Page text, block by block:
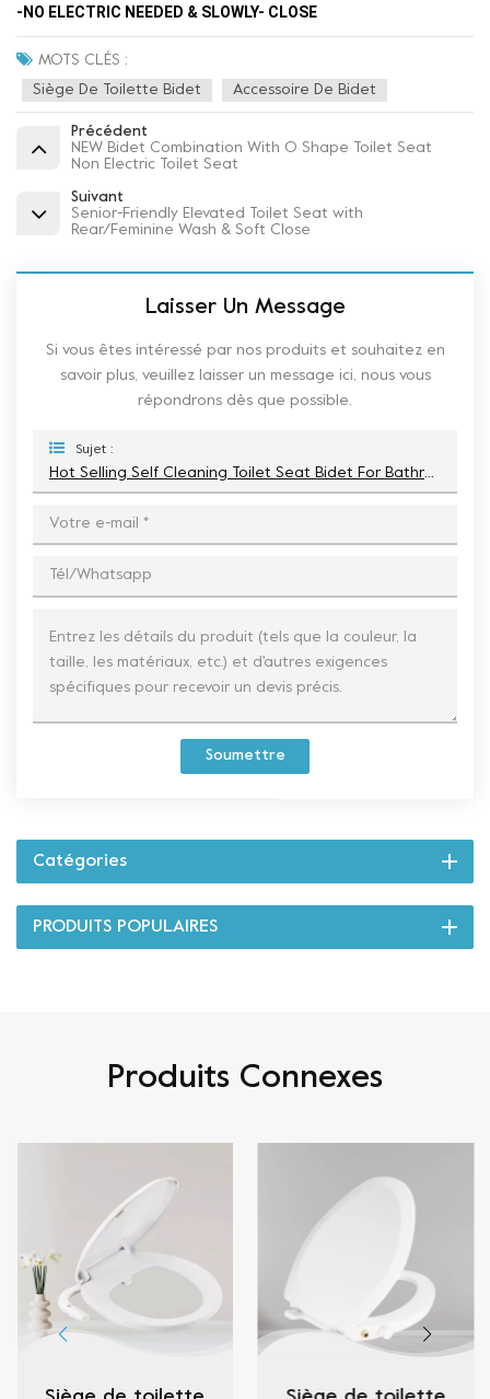
-NO ELECTRIC NEEDED & SLOWLY- CLOSE
MOTS CLÉS :
Siège De Toilette Bidet Accessoire De Bidet
Précédent
NEW Bidet Combination With O Shape Toilet Seat
Non Electric Toilet Seat
Suivant
Senior-Friendly Elevated Toilet Seat with
Rear/Feminine Wash & Soft Close
Laisser Un Message
Si vous êtes intéressé par nos produits et souhaitez en
savoir plus, veuillez laisser un message ici, nous vous
répondrons dès que possible.
Sujet :
Hot Selling Self Cleaning Toilet Seat Bidet For Bathroom With Bidet Attachment
Soumettre
Catégories
PRODUITS POPULAIRES
Produits Connexes